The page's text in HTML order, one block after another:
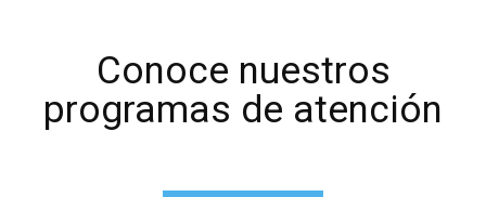
Conoce nuestros
programas de atención